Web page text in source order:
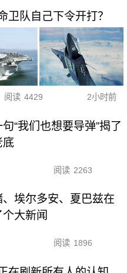
卫队自己下令开打？
阅读 4429 2小时前
“我们也想要导弹”揭了
底
阅读 2263
、埃尔多安、夏巴兹在
大新闻
阅读 1896